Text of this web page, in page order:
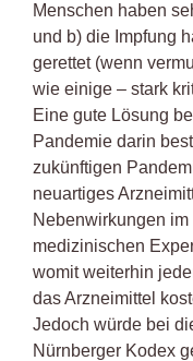
Menschen haben
und b) die Impfung
gerettet (wenn
wie einige – stark
Eine gute Lösung
Pandemie darin
zukünftigen
neuartiges
Nebenwirkungen
medizinischen
womit weiterhin
das Arzneimittel
Jedoch würde bei
Nürnberger Kodex